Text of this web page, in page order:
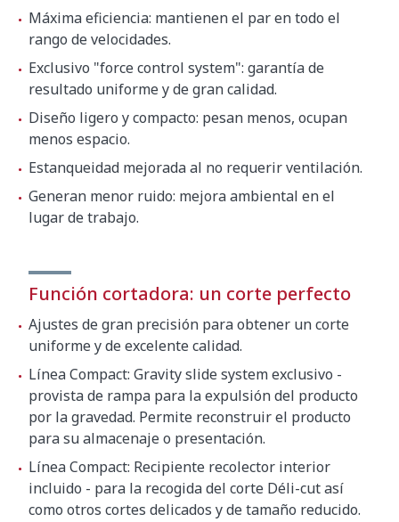
Máxima eficiencia: mantienen el par en todo el
rango de velocidades.
Exclusivo "force control system": garantía de
resultado uniforme y de gran calidad.
Diseño ligero y compacto: pesan menos, ocupan
menos espacio.
Estanqueidad mejorada al no requerir ventilación.
Generan menor ruido: mejora ambiental en el
lugar de trabajo.
Función cortadora: un corte perfecto
Ajustes de gran precisión para obtener un corte
uniforme y de excelente calidad.
Línea Compact: Gravity slide system exclusivo -
provista de rampa para la expulsión del producto
por la gravedad. Permite reconstruir el producto
para su almacenaje o presentación.
Línea Compact: Recipiente recolector interior
incluido - para la recogida del corte Déli-cut así
como otros cortes delicados y de tamaño reducido.